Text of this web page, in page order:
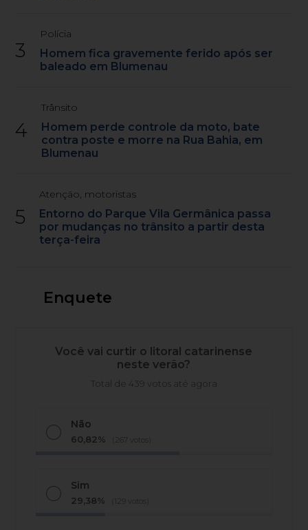
3
Polícia
Homem fica gravemente ferido após ser
baleado em Blumenau
4
Trânsito
Homem perde controle da moto, bate
contra poste e morre na Rua Bahia, em
Blumenau
5
Atenção, motoristas
Entorno do Parque Vila Germânica passa
por mudanças no trânsito a partir desta
terça-feira
Enquete
Você vai curtir o litoral catarinense
neste verão?
Total de 439 votos até agora
Não
60,82% (267 votos)
Sim
29,38% (129 votos)